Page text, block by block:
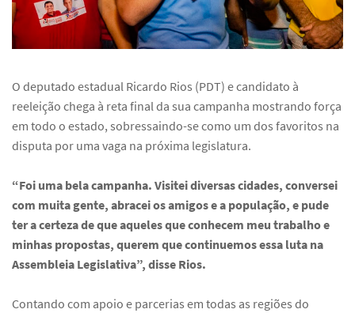
O deputado estadual Ricardo Rios (PDT) e candidato à
reeleição chega à reta final da sua campanha mostrando força
em todo o estado, sobressaindo-se como um dos favoritos na
disputa por uma vaga na próxima legislatura.
“Foi uma bela campanha. Visitei diversas cidades, conversei
com muita gente, abracei os amigos e a população, e pude
ter a certeza de que aqueles que conhecem meu trabalho e
minhas propostas, querem que continuemos essa luta na
Assembleia Legislativa”, disse Rios.
Contando com apoio e parcerias em todas as regiões do